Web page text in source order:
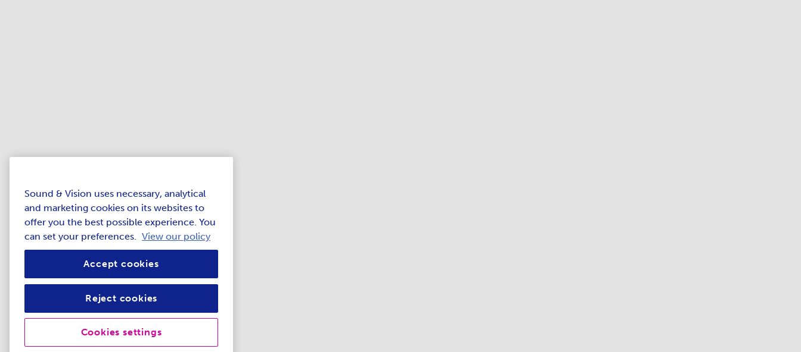
Sound & Vision uses necessary, analytical
and marketing cookies on its websites to
offer you the best possible experience. You
can set your preferences. View our policy
Accept cookies
Reject cookies
Cookies settings